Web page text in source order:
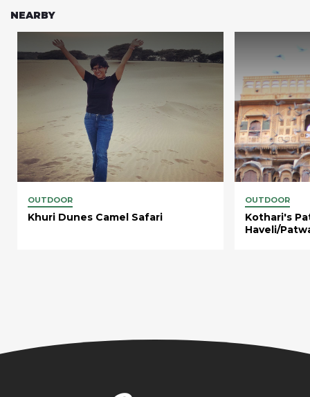
NEARBY
OUTDOOR
Khuri Dunes Camel Safari
OUTDOOR
Kothari's
Haveli/